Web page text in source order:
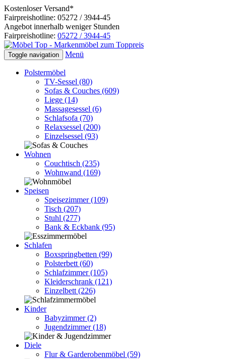
Kostenloser Versand*
Fairpreishotline: 05272 / 3944-45
Angebot innerhalb weniger Stunden
Fairpreishotline: 05272 / 3944-45
Toggle navigation Menü
Polstermöbel
TV-Sessel (80)
Sofas & Couches (609)
Liege (14)
Massagesessel (6)
Schlafsofa (70)
Relaxsessel (200)
Einzelsessel (93)
Wohnen
Couchtisch (235)
Wohnwand (169)
Speisen
Speisezimmer(109)
Tisch (207)
Stuhl (277)
Bank & Eckbank (95)
Schlafen
Boxspringbetten (99)
Polsterbett (60)
Schlafzimmer(105)
Kleiderschrank (121)
Einzelbett (226)
Kinder
Babyzimmer(2)
Jugendzimmer(18)
Diele
Flur & Garderobenmöbel (59)